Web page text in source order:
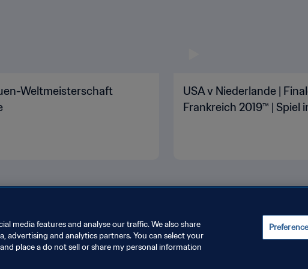
Weltmeisterschaft
USA v Niederlande |
Frankreich 2019™ | Spiel
EINSTELLUNGEN VERWALTEN
media features and analyse our traffic. We also share
advertising and analytics partners. You can select your
place a do not sell or share my personal information